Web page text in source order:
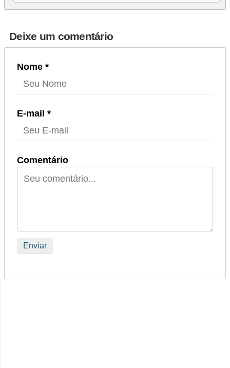
Deixe um comentário
Nome *
E-mail *
Comentário